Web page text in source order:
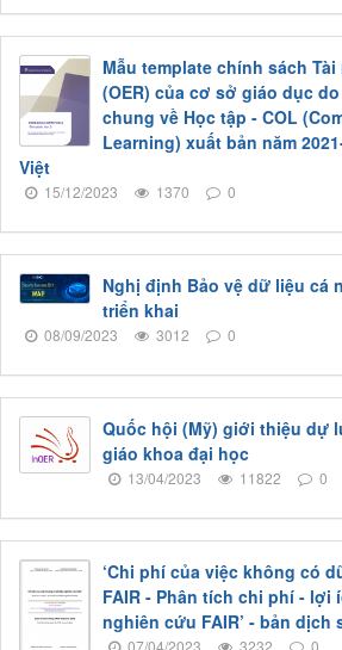
Mẫu template chính sách
(OER) của cơ sở giáo dục
chung về Học tập - COL
Learning) xuất bản năm
Việt
15/12/2023 1370 0
Nghị định Bảo vệ dữ liệu cá
triển khai
08/09/2023 3012 0
Quốc hội (Mỹ) giới thiệu dự
giáo khoa đại học
13/04/2023 11822 0
‘Chi phí của việc không có
FAIR - Phân tích chi phí -
nghiên cứu FAIR’ - bản dịch
07/04/2023 3232 0